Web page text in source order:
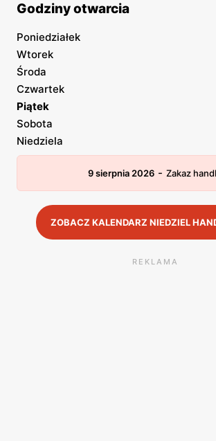
Godziny otwarcia
Poniedziałek
Wtorek
Środa
Czwartek
Piątek
Sobota
Niedziela
9 sierpnia 2026 - Zakaz
ZOBACZ KALENDARZ NIEDZIEL
REKLAMA